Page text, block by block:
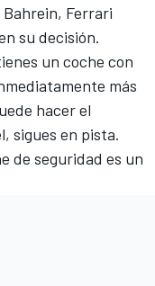
Ferrari
su decisión.
un coche con
más
hacer el
sigues en pista.
de seguridad es un